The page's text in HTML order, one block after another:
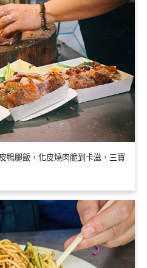
鴨腿飯，化皮燒肉脆到卡滋，三寶